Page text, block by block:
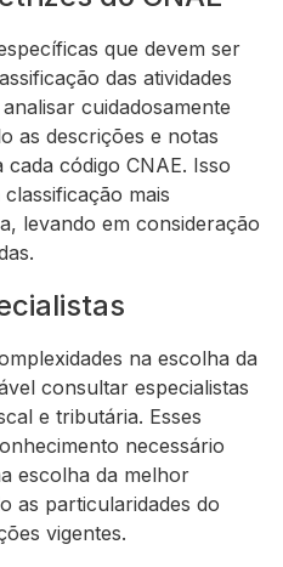
que devem ser
das atividades
cuidadosamente
as descrições e notas
código CNAE. Isso
mais
levando em consideração
na escolha da
consultar especialistas
e tributária. Esses
necessário
escolha da melhor
as particularidades do
vigentes.